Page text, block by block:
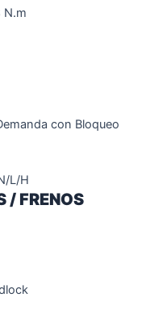
N.m
con Bloqueo
L/H
/ FRENOS